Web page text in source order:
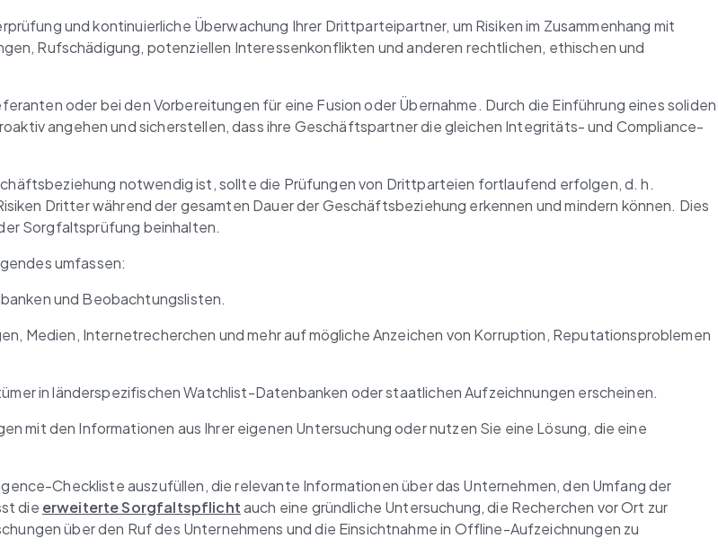
und kontinuierliche Überwachung Ihrer Drittparteipartner, um Risiken im Zusammenhang mit
Rufschädigung, potenziellen Interessenkonflikten und anderen rechtlichen, ethischen und
oder bei den Vorbereitungen für eine Fusion oder Übernahme. Durch die Einführung eines soliden
angehen und sicherstellen, dass ihre Geschäftspartner die gleichen Integritäts- und Compliance-
notwendig ist, sollte die Prüfungen von Drittparteien fortlaufend erfolgen, d. h.
Dritter während der gesamten Dauer der Geschäftsbeziehung erkennen und mindern können. Dies
Sorgfaltsprüfung beinhalten.
umfassen:
und Beobachtungslisten.
Medien, Internetrecherchen und mehr auf mögliche Anzeichen von Korruption, Reputationsproblemen
in länderspezifischen Watchlist-Datenbanken oder staatlichen Aufzeichnungen erscheinen.
mit den Informationen aus Ihrer eigenen Untersuchung oder nutzen Sie eine Lösung, die eine
Checkliste auszufüllen, die relevante Informationen über das Unternehmen, den Umfang der
die erweiterte Sorgfaltspflicht auch eine gründliche Untersuchung, die Recherchen vor Ort zur
über den Ruf des Unternehmens und die Einsichtnahme in Offline-Aufzeichnungen zu